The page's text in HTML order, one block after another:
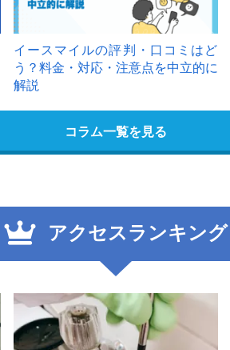
イースマイルの評判・口コミはど
う？料金・対応・注意点を中立的に
解説
コラム一覧を見る
アクセスランキング
2